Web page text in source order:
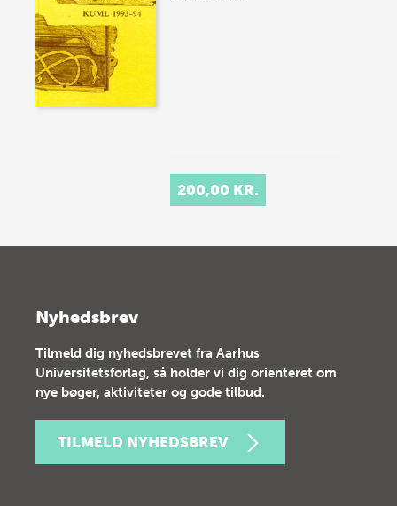
200,00 KR.
Nyhedsbrev
Tilmeld dig nyhedsbrevet fra Aarhus
Universitetsforlag, så holder vi dig orienteret om
nye bøger, aktiviteter og gode tilbud.
TILMELD NYHEDSBREV